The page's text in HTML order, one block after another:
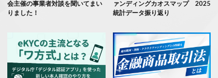
会主催の事業者対談を聞いてまい
りました！
ァンディングカオスマップ 2025
統計データ振り返り